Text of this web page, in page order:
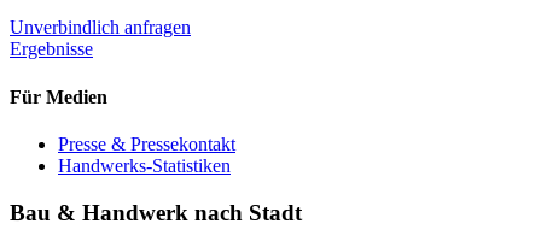
Unverbindlich anfragen
Ergebnisse
Für Medien
Presse & Pressekontakt
Handwerks-Statistiken
Bau & Handwerk nach Stadt